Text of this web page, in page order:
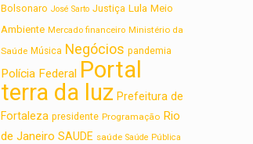
Bolsonaro José Sarto Justiça Lula Meio
Ambiente Mercado financeiro Ministério da
Saúde Música Negócios pandemia
Polícia Federal Portal
terra da luz Prefeitura de
Fortaleza presidente Programação Rio
de Janeiro SAUDE saúde Saúde Pública